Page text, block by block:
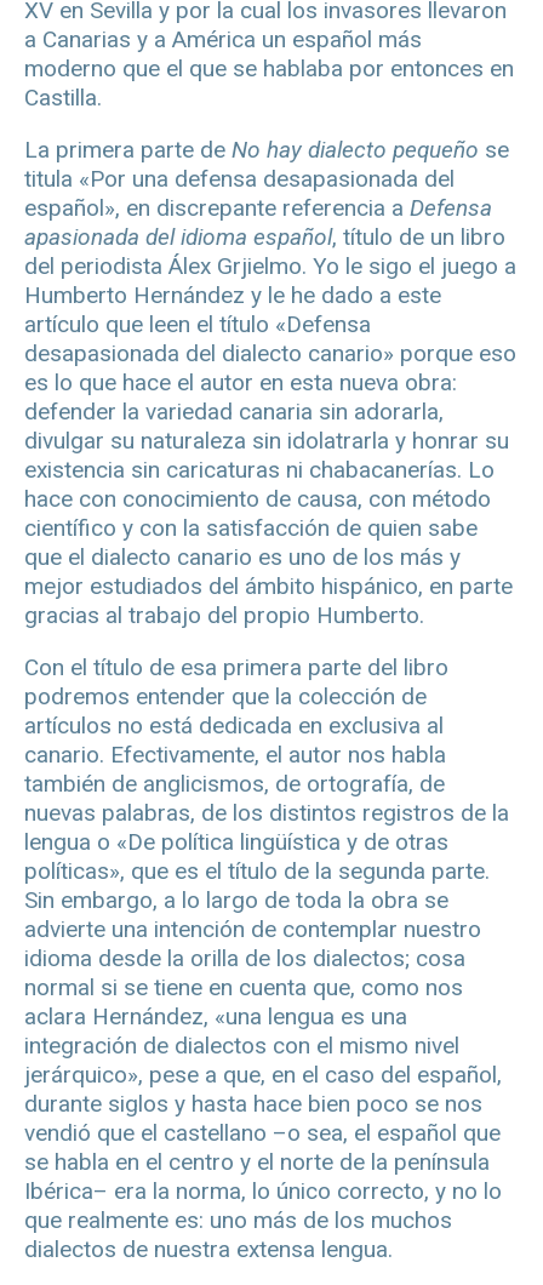
XV en Sevilla y por la cual los invasores llevaron
a Canarias y a América un español más
moderno que el que se hablaba por entonces en
Castilla.
La primera parte de No hay dialecto pequeño se
titula «Por una defensa desapasionada del
español», en discrepante referencia a Defensa
apasionada del idioma español, título de un libro
del periodista Álex Grjielmo. Yo le sigo el juego a
Humberto Hernández y le he dado a este
artículo que leen el título «Defensa
desapasionada del dialecto canario» porque eso
es lo que hace el autor en esta nueva obra:
defender la variedad canaria sin adorarla,
divulgar su naturaleza sin idolatrarla y honrar su
existencia sin caricaturas ni chabacanerías. Lo
hace con conocimiento de causa, con método
científico y con la satisfacción de quien sabe
que el dialecto canario es uno de los más y
mejor estudiados del ámbito hispánico, en parte
gracias al trabajo del propio Humberto.
Con el título de esa primera parte del libro
podremos entender que la colección de
artículos no está dedicada en exclusiva al
canario. Efectivamente, el autor nos habla
también de anglicismos, de ortografía, de
nuevas palabras, de los distintos registros de la
lengua o «De política lingüística y de otras
políticas», que es el título de la segunda parte.
Sin embargo, a lo largo de toda la obra se
advierte una intención de contemplar nuestro
idioma desde la orilla de los dialectos; cosa
normal si se tiene en cuenta que, como nos
aclara Hernández, «una lengua es una
integración de dialectos con el mismo nivel
jerárquico», pese a que, en el caso del español,
durante siglos y hasta hace bien poco se nos
vendió que el castellano –o sea, el español que
se habla en el centro y el norte de la península
Ibérica– era la norma, lo único correcto, y no lo
que realmente es: uno más de los muchos
dialectos de nuestra extensa lengua.